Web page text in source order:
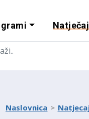
za
Naslovnica